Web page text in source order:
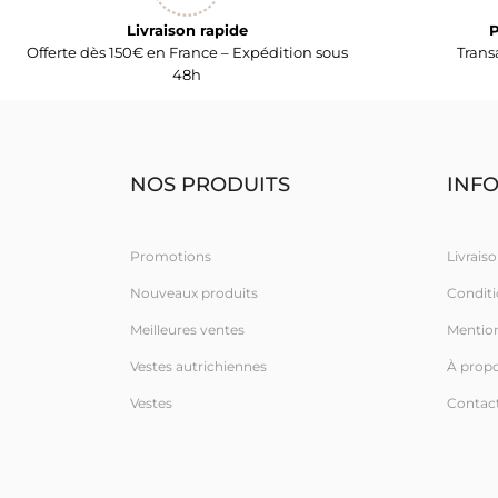
Livraison rapide
Offerte dès 150€ en France – Expédition sous
48h
NOS PRODUITS
Promotions
Nouveaux produits
Meilleures ventes
Vestes autrichiennes
Vestes
À